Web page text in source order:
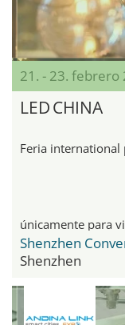
21. - 23. febrero
LED CHINA
Feria international
únicamente para
Shenzhen
Shenzhen